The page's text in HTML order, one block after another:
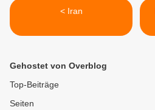
< Iran
Gehostet von Overblog
Top-Beiträge
Seiten